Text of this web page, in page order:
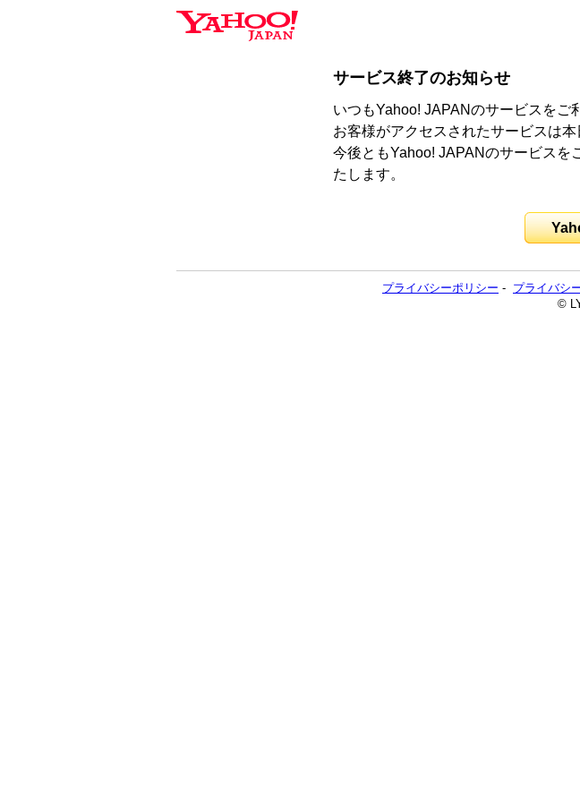
サービス終了のお知らせ
いつもYahoo! JAPANのサービスをご
お客様がアクセスされたサービスは
今後ともYahoo! JAPANのサービスを
たします。
プライバシーポリシー - プライバシ
©